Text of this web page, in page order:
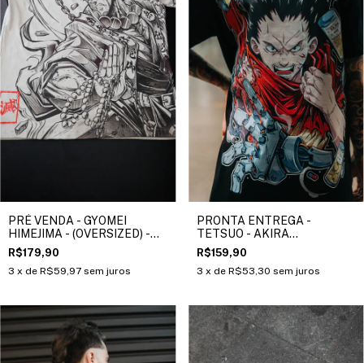
PRÉ VENDA - GYOMEI
HIMEJIMA - (OVERSIZED) -
DEMON SLAYER
R$179,90
3 x de R$59,97 sem juros
PRONTA ENTREGA -
TETSUO - AKIRA
(TRADICIONAL)
R$159,90
3 x de R$53,30 sem juros